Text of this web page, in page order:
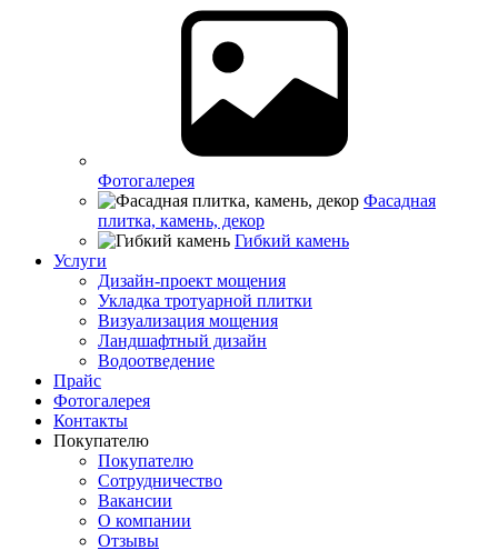
Фотогалерея
Фасадная
плитка, камень, декор
Гибкий камень
Услуги
Дизайн-проект мощения
Укладка тротуарной плитки
Визуализация мощения
Ландшафтный дизайн
Водоотведение
Прайс
Фотогалерея
Контакты
Покупателю
Покупателю
Сотрудничество
Вакансии
О компании
Отзывы